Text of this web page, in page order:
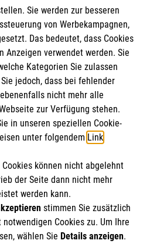
Kirche und Caritas eG
1201 2100 18
ist als eingetragene
von der Körperschaft- und
Sie werden zur besseren
von Werbekampagnen,
Das bedeutet, dass Cookies
Anzeigen verwendet werden. Sie
Kategorien Sie zulassen
jedoch, dass bei fehlender
nicht mehr alle
zur Verfügung stehen.
in unseren speziellen Cookie-
unter folgendem Link.
können nicht abgelehnt
der Seite dann nicht mehr
werden kann.
stimmen Sie zusätzlich
Cookies zu. Um Ihre
wählen Sie Details anzeigen.